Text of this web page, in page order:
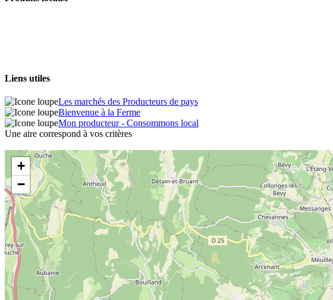
Liens utiles
Les marchés des Producteurs de pays
Bienvenue à la Ferme
Mon producteur - Consommons local
Une aire correspond à vos critères
+
−